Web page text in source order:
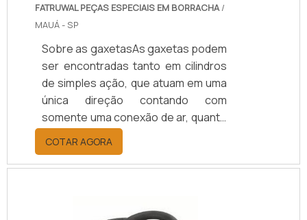
FATRUWAL PEÇAS ESPECIAIS EM BORRACHA/
MAUÁ - SP
Sobre as gaxetasAs gaxetas podem
ser encontradas tanto em cilindros
de simples ação, que atuam em uma
única direção contando com
somente uma conexão de ar, quanto
em cilindros de dupla ação que
trabalham em duas direções
inversas e, por isso, utilizam duas
COTAR AGORA